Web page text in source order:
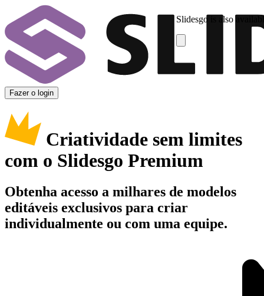
Slidesgo is also
Fazer o login
Criatividade sem limites
com o Slidesgo Premium
Obtenha acesso a milhares de modelos
editáveis exclusivos para criar
individualmente ou com uma equipe.